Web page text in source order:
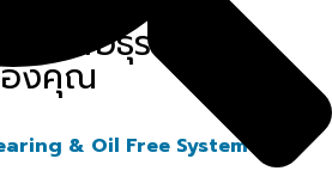
าเพื่อธุรกิจ และ
องคุณ
& Oil Free System